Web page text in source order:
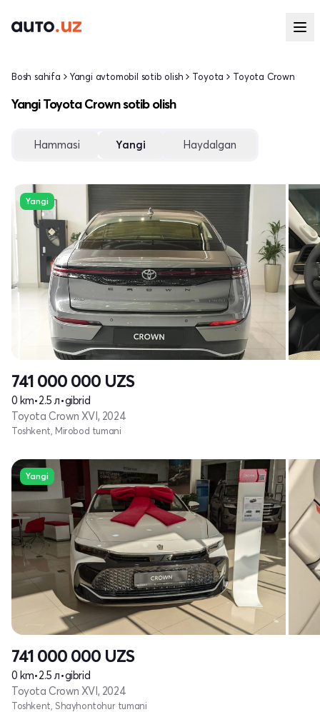
Bosh sahifa Yangi avtomobil sotib olish Toyota Toyota Crown
Yangi Toyota Crown sotib olish
Hammasi Yangi Haydalgan
Yangi
741 000 000 UZS
0 km•2.5 л•gibrid
Toyota Crown XVI, 2024
Toshkent, Mirobod tumani
Yangi
741 000 000 UZS
0 km•2.5 л•gibrid
Toyota Crown XVI, 2024
Toshkent, Shayhontohur tumani